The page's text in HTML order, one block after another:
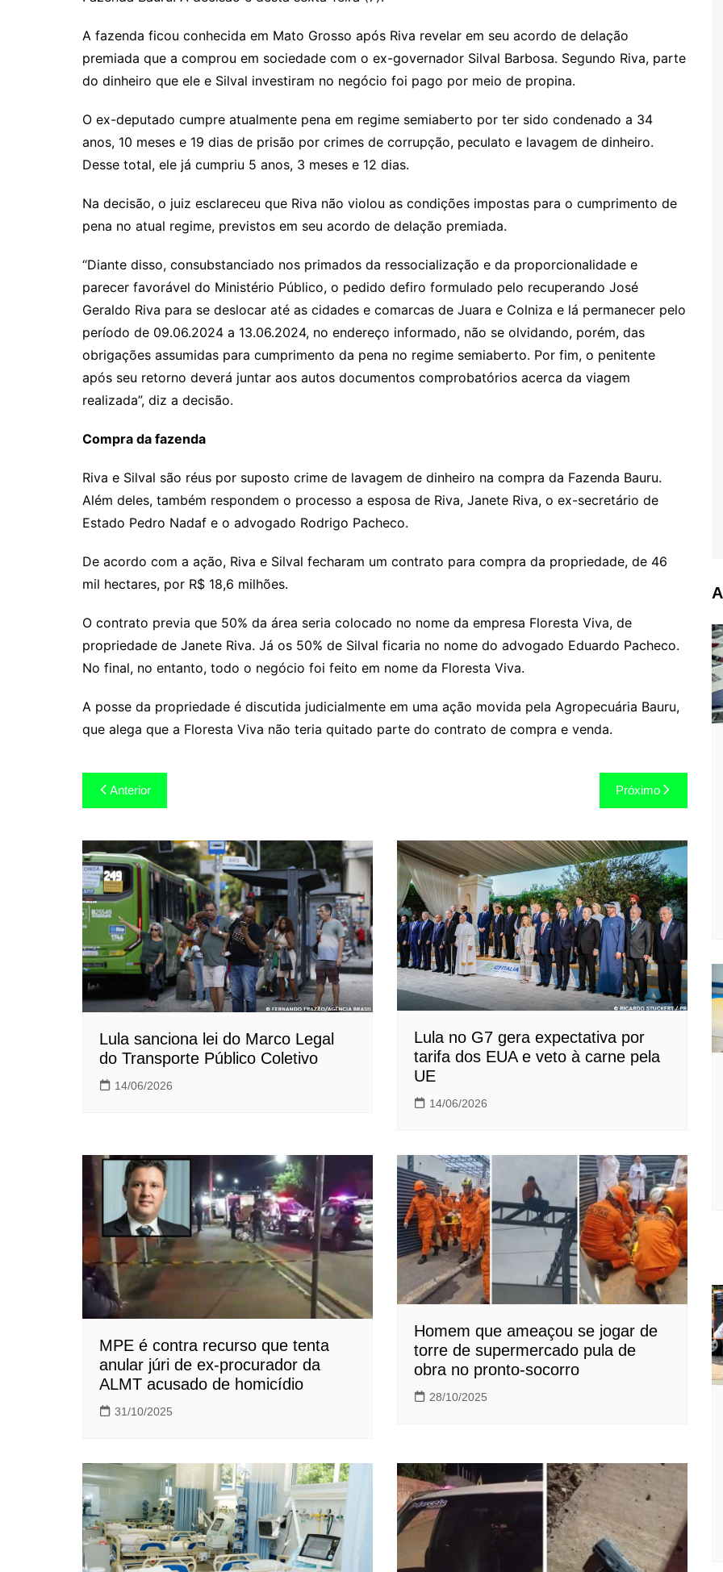
sr
o
o
m
A fazenda ficou conhecida em Mato Grosso após Riva revelar em seu acordo de delação
premiada que a comprou em sociedade com o ex-governador Silval Barbosa. Segundo Riva, parte
do dinheiro que ele e Silval investiram no negócio foi pago por meio de propina.
O ex-deputado cumpre atualmente pena em regime semiaberto por ter sido condenado a 34
anos, 10 meses e 19 dias de prisão por crimes de corrupção, peculato e lavagem de dinheiro.
Desse total, ele já cumpriu 5 anos, 3 meses e 12 dias.
Na decisão, o juiz esclareceu que Riva não violou as condições impostas para o cumprimento de
pena no atual regime, previstos em seu acordo de delação premiada.
“Diante disso, consubstanciado nos primados da ressocialização e da proporcionalidade e
parecer favorável do Ministério Público, o pedido defiro formulado pelo recuperando José
Geraldo Riva para se deslocar até as cidades e comarcas de Juara e Colniza e lá permanecer pelo
período de 09.06.2024 a 13.06.2024, no endereço informado, não se olvidando, porém, das
obrigações assumidas para cumprimento da pena no regime semiaberto. Por fim, o penitente
após seu retorno deverá juntar aos autos documentos comprobatórios acerca da viagem
realizada”, diz a decisão.
Compra da fazenda
Riva e Silval são réus por suposto crime de lavagem de dinheiro na compra da Fazenda Bauru.
Além deles, também respondem o processo a esposa de Riva, Janete Riva, o ex-secretário de
Estado Pedro Nadaf e o advogado Rodrigo Pacheco.
De acordo com a ação, Riva e Silval fecharam um contrato para compra da propriedade, de 46
mil hectares, por R$ 18,6 milhões.
O contrato previa que 50% da área seria colocado no nome da empresa Floresta Viva, de
propriedade de Janete Riva. Já os 50% de Silval ficaria no nome do advogado Eduardo Pacheco.
No final, no entanto, todo o negócio foi feito em nome da Floresta Viva.
A posse da propriedade é discutida judicialmente em uma ação movida pela Agropecuária Bauru,
que alega que a Floresta Viva não teria quitado parte do contrato de compra e venda.
Navegação
de
Post
Anterior Próximo
Lula sanciona lei do Marco Legal
do Transporte Público Coletivo
14/06/2026
Lula no G7 gera expectativa por
tarifa dos EUA e veto à carne pela
UE
14/06/2026
MPE é contra recurso que tenta
anular júri de ex-procurador da
ALMT acusado de homicídio
31/10/2025
Homem que ameaçou se jogar de
torre de supermercado pula de
obra no pronto-socorro
28/10/2025